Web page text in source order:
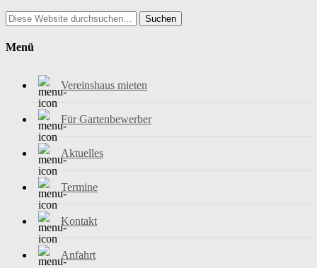
Suchen
Menü
Vereinshaus mieten
Für Gartenbewerber
Aktuelles
Termine
Kontakt
Anfahrt